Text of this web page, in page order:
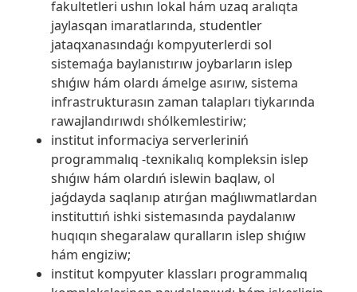
fakultetleri ushın lokal hám uzaq aralıqta
jaylasqan imaratlarında, studentler
jataqxanasındaǵı kompyuterlerdi sol
sistemaǵa baylanıstırıw joybarların islep
shıǵıw hám olardı ámelge asırıw, sistema
infrastrukturasın zaman talapları tiykarında
rawajlandırıwdı shólkemlestiriw;
institut informaciya serverleriniń
programmalıq -texnikalıq kompleksin islep
shıǵıw hám olardıń islewin baqlaw, ol
jaǵdayda saqlanıp atırǵan maǵlıwmatlardan
instituttıń ishki sistemasında paydalanıw
huqıqın shegaralaw quralların islep shıǵıw
hám engiziw;
institut kompyuter klassları programmalıq